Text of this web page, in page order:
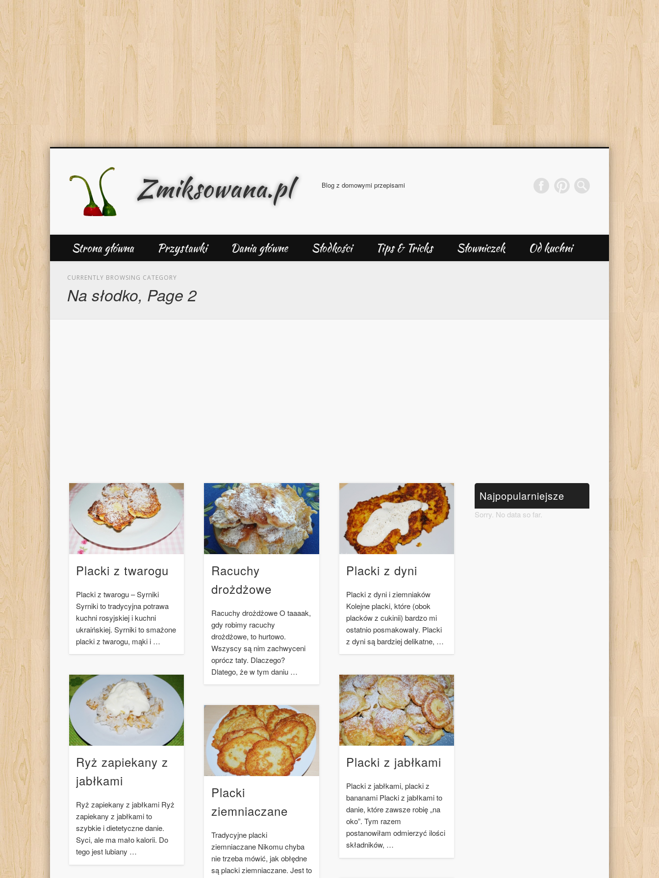
Zmiksowana.pl Blog z domowymi przepisami
FacebookPinterest
Strona główna Przystawki Dania główne Słodkości Tips & Tricks Słowniczek Od kuchni
CURRENTLY BROWSING CATEGORY
Na słodko, Page 2
Placki z twarogu
Placki z twarogu – Syrniki
Syrniki to tradycyjna potrawa
kuchni rosyjskiej i kuchni
ukraińskiej. Syrniki to smażone
placki z twarogu, mąki i …
Racuchy
drożdżowe
Racuchy drożdżowe O taaaak,
gdy robimy racuchy
drożdżowe, to hurtowo.
Wszyscy są nim zachwyceni
oprócz taty. Dlaczego?
Dlatego, że w tym daniu …
Placki z dyni
Placki z dyni i ziemniaków
Kolejne placki, które (obok
placków z cukinii) bardzo mi
ostatnio posmakowały. Placki
z dyni są bardziej delikatne, …
Ryż zapiekany z
jabłkami
Ryż zapiekany z jabłkami Ryż
zapiekany z jabłkami to
szybkie i dietetyczne danie.
Syci, ale ma mało kalorii. Do
tego jest lubiany …
Placki z jabłkami
Placki z jabłkami, placki z
bananami Placki z jabłkami to
danie, które zawsze robię „na
oko”. Tym razem
postanowiłam odmierzyć ilości
składników, …
Placki
ziemniaczane
Tradycyjne placki
ziemniaczane Nikomu chyba
nie trzeba mówić, jak obłędne
są placki ziemniaczane. Jest to
Najpopularniejsze
Sorry. No data so far.